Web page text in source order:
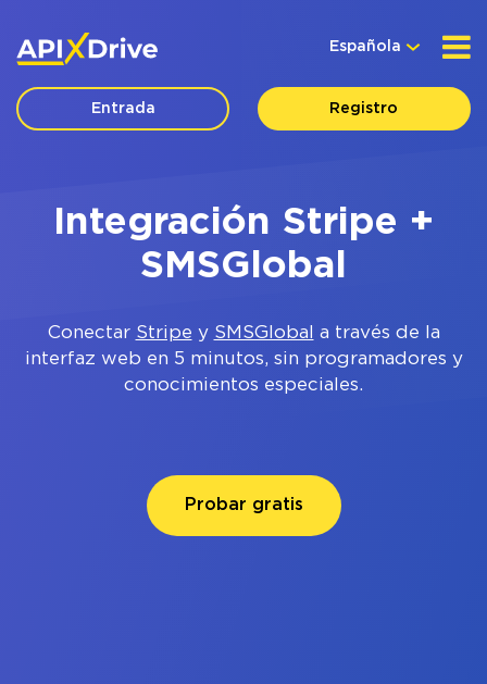
Española
Entrada Registro
Integración Stripe +
SMSGlobal
Conectar Stripe y SMSGlobal
a través de la
interfaz web en 5 minutos, sin programadores y
conocimientos especiales.
Probar gratis